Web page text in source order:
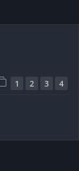
1 2 3 4